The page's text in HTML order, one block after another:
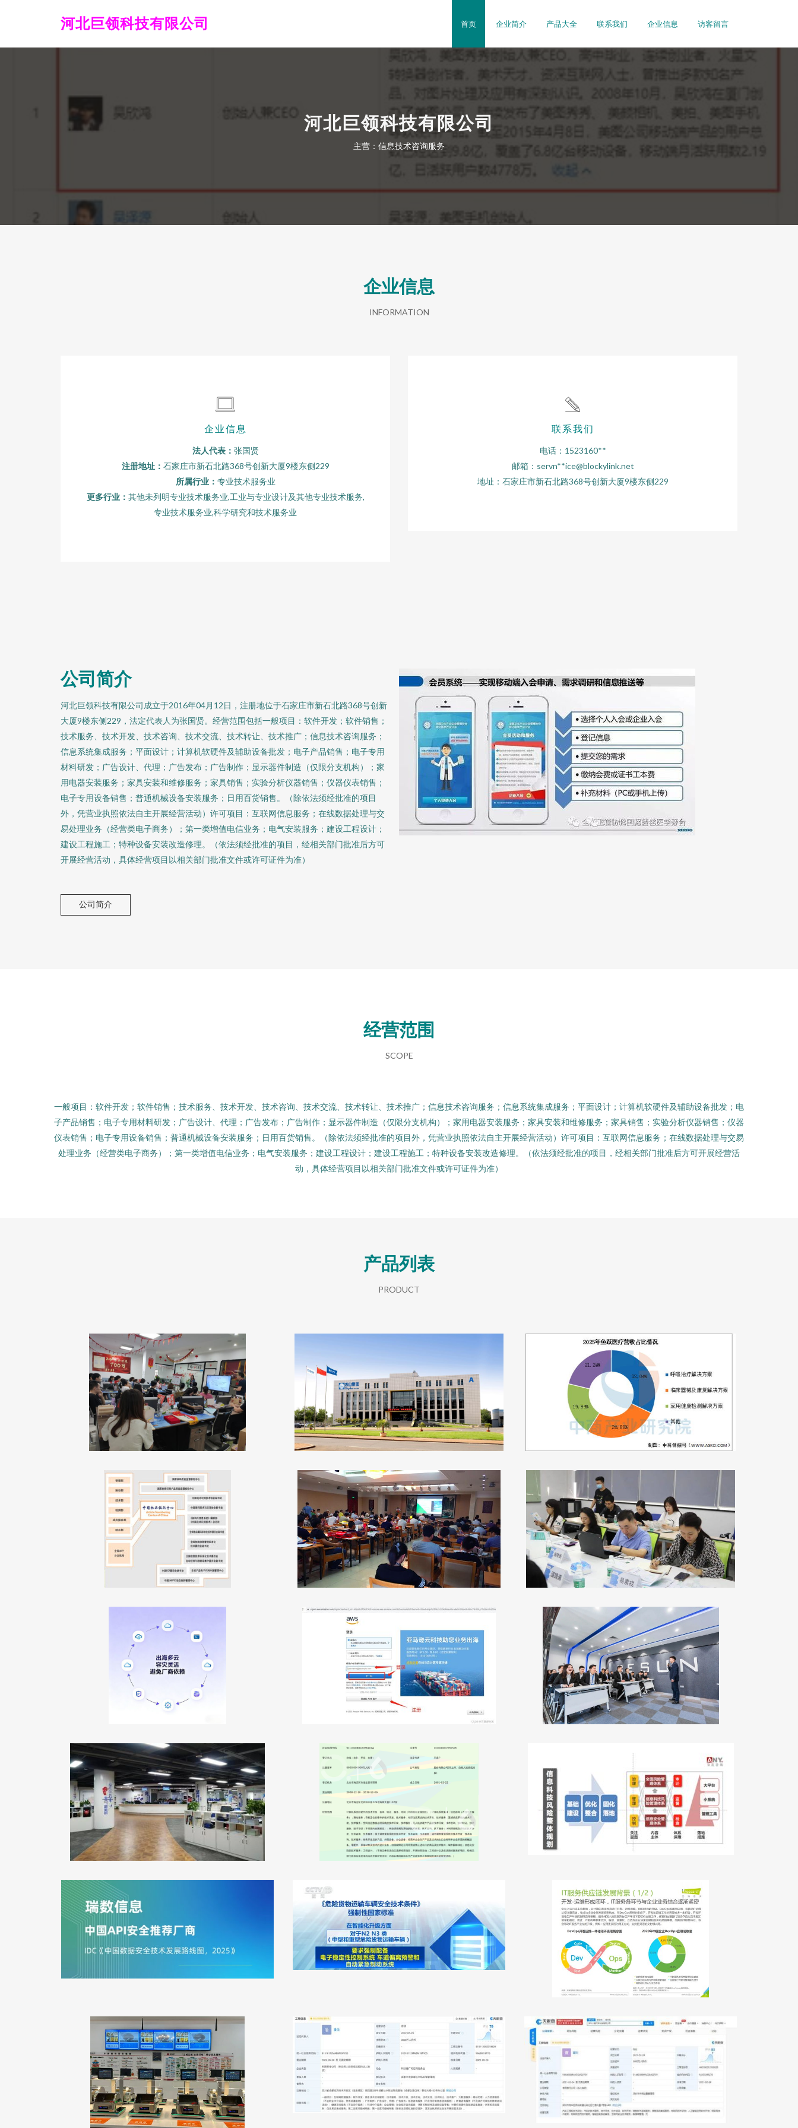
河北巨领科技有限公司 首页 企业简介 产品大全 联系我们 企业信息 访客留言
河北巨领科技有限公司
主营：信息技术咨询服务
企业信息
INFORMATION
企业信息
法人代表： 张国贤
注册地址： 石家庄市新石北路368号创新大厦9楼东侧229
所属行业： 专业技术服务业
更多行业： 其他未列明专业技术服务业,工业与专业设计及其他专业技术服务,
专业技术服务业,科学研究和技术服务业
联系我们
电话：1523160**
邮箱：servn**ice@blockylink.net
地址：石家庄市新石北路368号创新大厦9楼东侧229
公司简介
河北巨领科技有限公司成立于2016年04月12日，注册地位于石家庄市新石北路368号创新
大厦9楼东侧229，法定代表人为张国贤。经营范围包括一般项目：软件开发；软件销售；
技术服务、技术开发、技术咨询、技术交流、技术转让、技术推广；信息技术咨询服务；
信息系统集成服务；平面设计；计算机软硬件及辅助设备批发；电子产品销售；电子专用
材料研发；广告设计、代理；广告发布；广告制作；显示器件制造（仅限分支机构）；家
用电器安装服务；家具安装和维修服务；家具销售；实验分析仪器销售；仪器仪表销售；
电子专用设备销售；普通机械设备安装服务；日用百货销售。（除依法须经批准的项目
外，凭营业执照依法自主开展经营活动）许可项目：互联网信息服务；在线数据处理与交
易处理业务（经营类电子商务）；第一类增值电信业务；电气安装服务；建设工程设计；
建设工程施工；特种设备安装改造修理。（依法须经批准的项目，经相关部门批准后方可
开展经营活动，具体经营项目以相关部门批准文件或许可证件为准）
公司简介
经营范围
SCOPE
一般项目：软件开发；软件销售；技术服务、技术开发、技术咨询、技术交流、技术转让、技术推广；信息技术咨询服务；信息系统集成服务；平面设计；计算机软硬件及辅助设备批发；电
子产品销售；电子专用材料研发；广告设计、代理；广告发布；广告制作；显示器件制造（仅限分支机构）；家用电器安装服务；家具安装和维修服务；家具销售；实验分析仪器销售；仪器
仪表销售；电子专用设备销售；普通机械设备安装服务；日用百货销售。（除依法须经批准的项目外，凭营业执照依法自主开展经营活动）许可项目：互联网信息服务；在线数据处理与交易
处理业务（经营类电子商务）；第一类增值电信业务；电气安装服务；建设工程设计；建设工程施工；特种设备安装改造修理。（依法须经批准的项目，经相关部门批准后方可开展经营活
动，具体经营项目以相关部门批准文件或许可证件为准）
产品列表
PRODUCT